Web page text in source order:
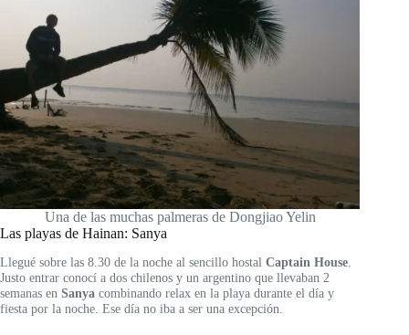
Una de las muchas palmeras de Dongjiao Yelin
Las playas de Hainan: Sanya
Llegué sobre las 8.30 de la noche al sencillo hostal Captain House.
Justo entrar conocí a dos chilenos y un argentino que llevaban 2
semanas en Sanya combinando relax en la playa durante el día y
fiesta por la noche. Ese día no iba a ser una excepción.